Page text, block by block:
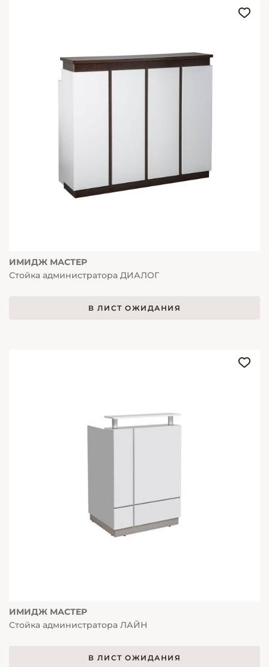
ИМИДЖ МАСТЕР
Стойка администратора ДИАЛОГ
В ЛИСТ ОЖИДАНИЯ
ИМИДЖ МАСТЕР
Стойка администратора ЛАЙН
В ЛИСТ ОЖИДАНИЯ